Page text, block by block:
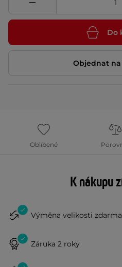
Do
Objednat
Oblíbené
K nákupu
Výměna velikosti zdarma
Záruka 2 roky